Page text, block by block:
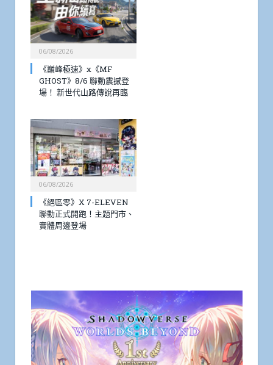
06/08/2026
《巔峰極速》x《MF
GHOST》8/6 聯動震撼登
場！ 新世代山路傳說再臨
06/08/2026
《絕區零》X 7-ELEVEN
聯動正式開跑！主題門市、
實體周邊登場